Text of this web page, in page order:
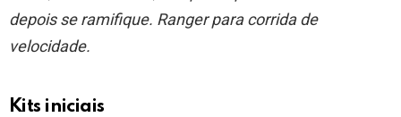
depois se ramifique. Ranger para corrida de
velocidade.
Kits iniciais